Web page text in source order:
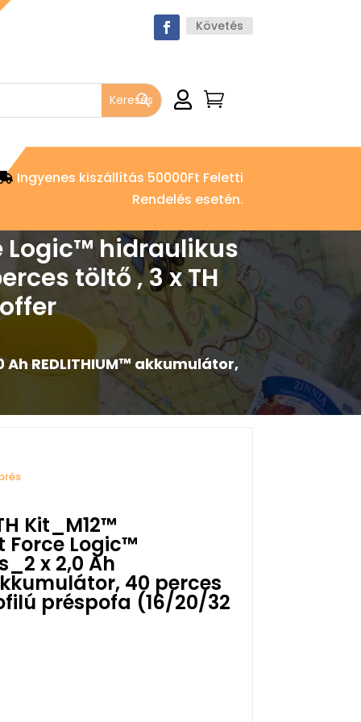
Követés
 
Ingyenes kiszállítás 50000Ft Feletti
Rendelés esetén.
Logic™ hidraulikus
töltő , 3 x TH
REDLITHIUM™ akkumulátor,
Kit_M12™
Logic™
x 2,0 Ah
40 perces
préspofa (16/20/32